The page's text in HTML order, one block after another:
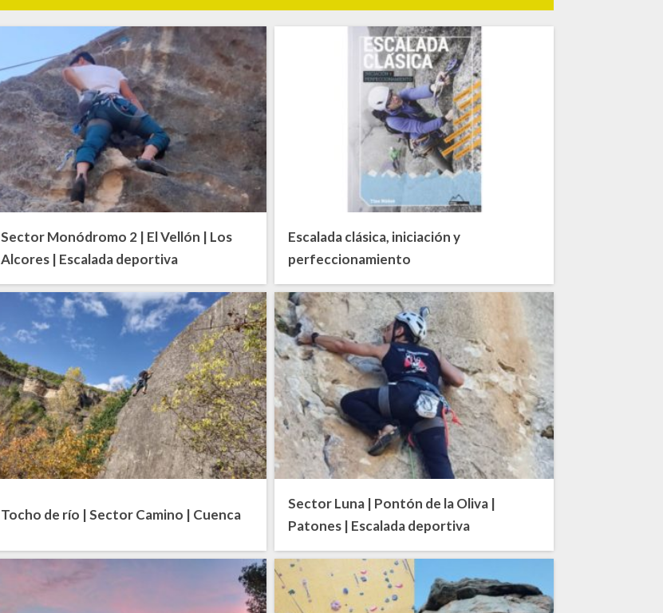
Sector Monódromo 2 | El Vellón | Los
Alcores | Escalada deportiva
Escalada clásica, iniciación y
perfeccionamiento
Tocho de río | Sector Camino | Cuenca
Sector Luna | Pontón de la Oliva |
Patones | Escalada deportiva